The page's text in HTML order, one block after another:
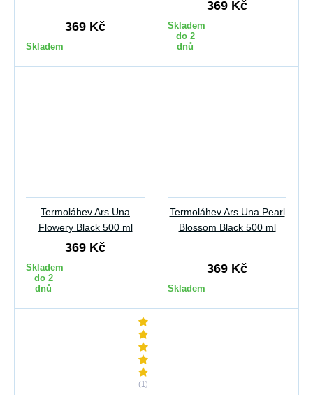
369 Kč
Skladem
369 Kč
Skladem
do 2
dnů
Termoláhev Ars Una
Flowery Black 500 ml
369 Kč
Skladem
do 2
dnů
Termoláhev Ars Una Pearl
Blossom Black 500 ml
369 Kč
Skladem
(1)